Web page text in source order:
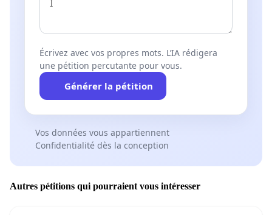
Écrivez avec vos propres mots. L’IA rédigera
une pétition percutante pour vous.
Générer la pétition
Vos données vous appartiennent
Confidentialité dès la conception
Autres pétitions qui pourraient vous intéresser